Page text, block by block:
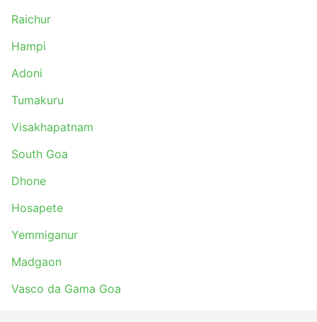
Raichur
Hampi
Adoni
Tumakuru
Visakhapatnam
South Goa
Dhone
Hosapete
Yemmiganur
Madgaon
Vasco da Gama Goa